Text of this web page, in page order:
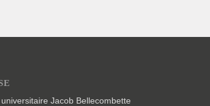
Jacob Bellecombette